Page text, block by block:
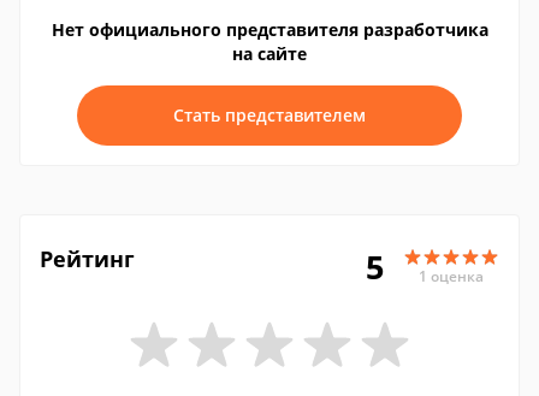
Нет официального представителя разработчика
на сайте
Стать представителем
Рейтинг 5 1 оценка